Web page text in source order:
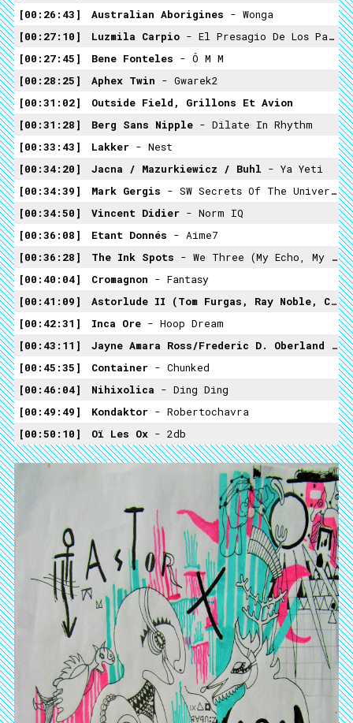
00:26:43
Australian Aborigines - Wonga
00:27:10
Luzmila Carpio - El Presagio De Los Pajaros
00:27:45
Bene Fonteles - Ô M M
00:28:25
Aphex Twin - Gwarek2
00:31:02
Outside Field, Grillons Et Avion
00:31:28
Berg Sans Nipple - Dilate In Rhythm
00:33:43
Lakker - Nest
00:34:20
Jacna / Mazurkiewicz / Buhl - Ya Yeti
00:34:39
Mark Gergis - SW Secrets Of The Universe
00:34:50
Vincent Didier - Norm IQ
00:36:08
Etant Donnés - Aime7
00:36:28
The Ink Spots - We Three (my Echo, My Shadow And Me)
00:40:04
Cromagnon - Fantasy
00:41:09
Astorlude II (Tom Furgas, Ray Noble, Clouddead, Barry Adamson)
00:42:31
Inca Ore - Hoop Dream
00:43:11
Jayne Amara Ross/Frederic D. Oberland
00:45:35
Container - Chunked
00:46:04
Nihixolica - Ding Ding
00:49:49
Kondaktor - Robertochavra
00:50:10
Oï Les Ox - 2db